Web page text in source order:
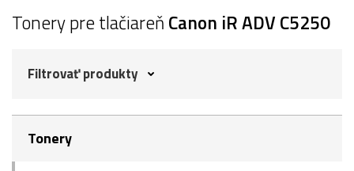
Tonery pre tlačiareň Canon iR ADV C5250
Filtrovať produkty
Tonery